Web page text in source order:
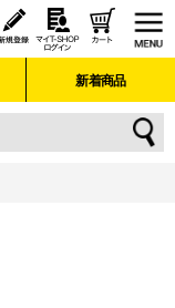
新着商品